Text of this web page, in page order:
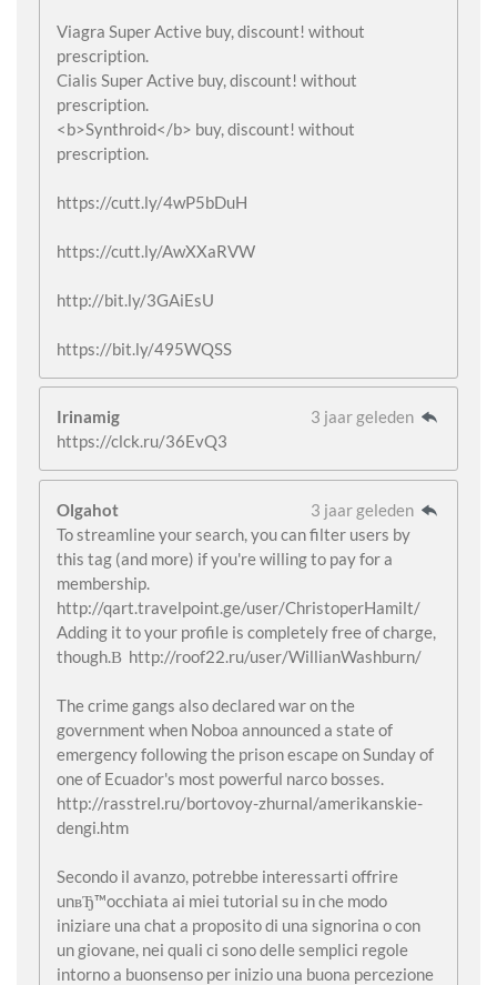
Viagra Super Active buy, discount! without
prescription.
Cialis Super Active buy, discount! without
prescription.
<b>Synthroid</b> buy, discount! without
prescription.
https://cutt.ly/4wP5bDuH
https://cutt.ly/AwXXaRVW
http://bit.ly/3GAiEsU
https://bit.ly/495WQSS
Irinamig
3 jaar geleden
https://clck.ru/36EvQ3
Olgahot
3 jaar geleden
To streamline your search, you can filter users by
this tag (and more) if you're willing to pay for a
membership.
http://qart.travelpoint.ge/user/ChristoperHamilt/
Adding it to your profile is completely free of charge,
though.В http://roof22.ru/user/WillianWashburn/
The crime gangs also declared war on the
government when Noboa announced a state of
emergency following the prison escape on Sunday of
one of Ecuador's most powerful narco bosses.
http://rasstrel.ru/bortovoy-zhurnal/amerikanskie-
dengi.htm
Secondo il avanzo, potrebbe interessarti offrire
unвЂ™occhiata ai miei tutorial su in che modo
iniziare una chat a proposito di una signorina o con
un giovane, nei quali ci sono delle semplici regole
intorno a buonsenso per inizio una buona percezione